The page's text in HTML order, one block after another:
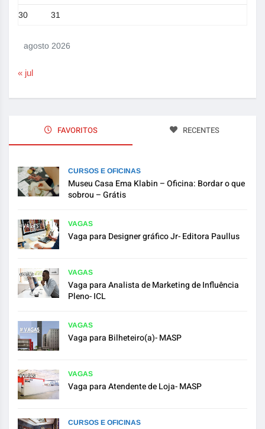
agosto 2026
30 31
« jul
FAVORITOS RECENTES
CURSOS E OFICINAS
Museu Casa Ema Klabin – Oficina: Bordar o que
sobrou – Grátis
VAGAS
Vaga para Designer gráfico Jr- Editora Paullus
VAGAS
Vaga para Analista de Marketing de Influência
Pleno- ICL
VAGAS
Vaga para Bilheteiro(a)- MASP
VAGAS
Vaga para Atendente de Loja- MASP
CURSOS E OFICINAS